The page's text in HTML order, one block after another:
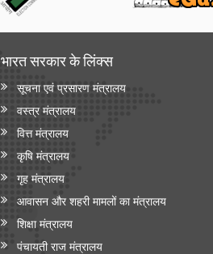
भारत सरकार के लिंक्‍स
सूचना एवं प्रसारण मंत्रालय
वस्त्र मंत्रालय
वित्त मंत्रालय
कृषि मंत्रालय
गृह मंत्रालय
आवासन और शहरी मामलों का मंत्रालय
शिक्षा मंत्रालय
पंचायती राज मंत्रालय